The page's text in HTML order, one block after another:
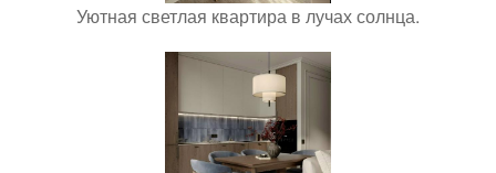
Уютная светлая квартира в лучах солнца.